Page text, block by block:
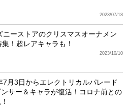
2023/07/18
ニーストアのクリスマスオーナメン
！超レアキャラも！
2023/10/10
7月3日からエレクトリカルパレード
サー＆キャラが復活！コロナ前との